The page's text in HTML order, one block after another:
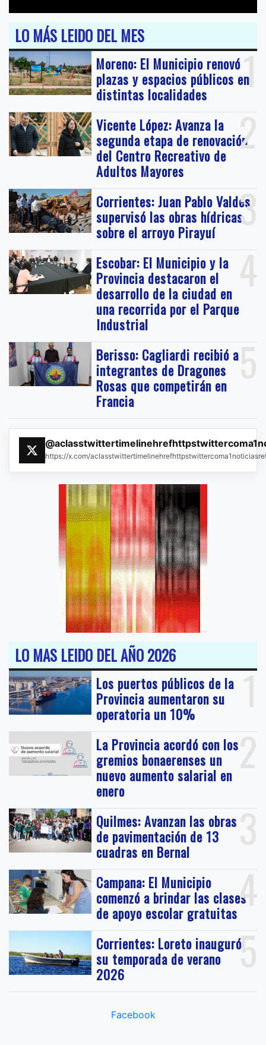
LO MÁS LEIDO DEL MES
1
Moreno: El Municipio renovó
plazas y espacios públicos en
distintas localidades
2
Vicente López: Avanza la
segunda etapa de renovación
del Centro Recreativo de
Adultos Mayores
3
Corrientes: Juan Pablo Valdés
supervisó las obras hídricas
sobre el arroyo Pirayuí
4
Escobar: El Municipio y la
Provincia destacaron el
desarrollo de la ciudad en
una recorrida por el Parque
Industrial
5
Berisso: Cagliardi recibió a
integrantes de Dragones
Rosas que competirán en
Francia
https://x.com/
LO MAS LEIDO DEL AÑO 2026
1
Los puertos públicos de la
Provincia aumentaron su
operatoria un 10%
2
La Provincia acordó con los
gremios bonaerenses un
nuevo aumento salarial en
enero
3
Quilmes: Avanzan las obras
de pavimentación de 13
cuadras en Bernal
4
Campana: El Municipio
comenzó a brindar las clases
de apoyo escolar gratuitas
5
Corrientes: Loreto inauguró
su temporada de verano
2026
Facebook